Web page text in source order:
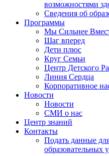
возможностями
Сведения об
Программы
Мы Сильнее
Шаг вперед
Дети плюс
Круг Семьи
Центр Детского
Линия Сердца
Корпоративное
Новости
Новости
СМИ о нас
Центр знаний
Контакты
Подать данные
образовательных